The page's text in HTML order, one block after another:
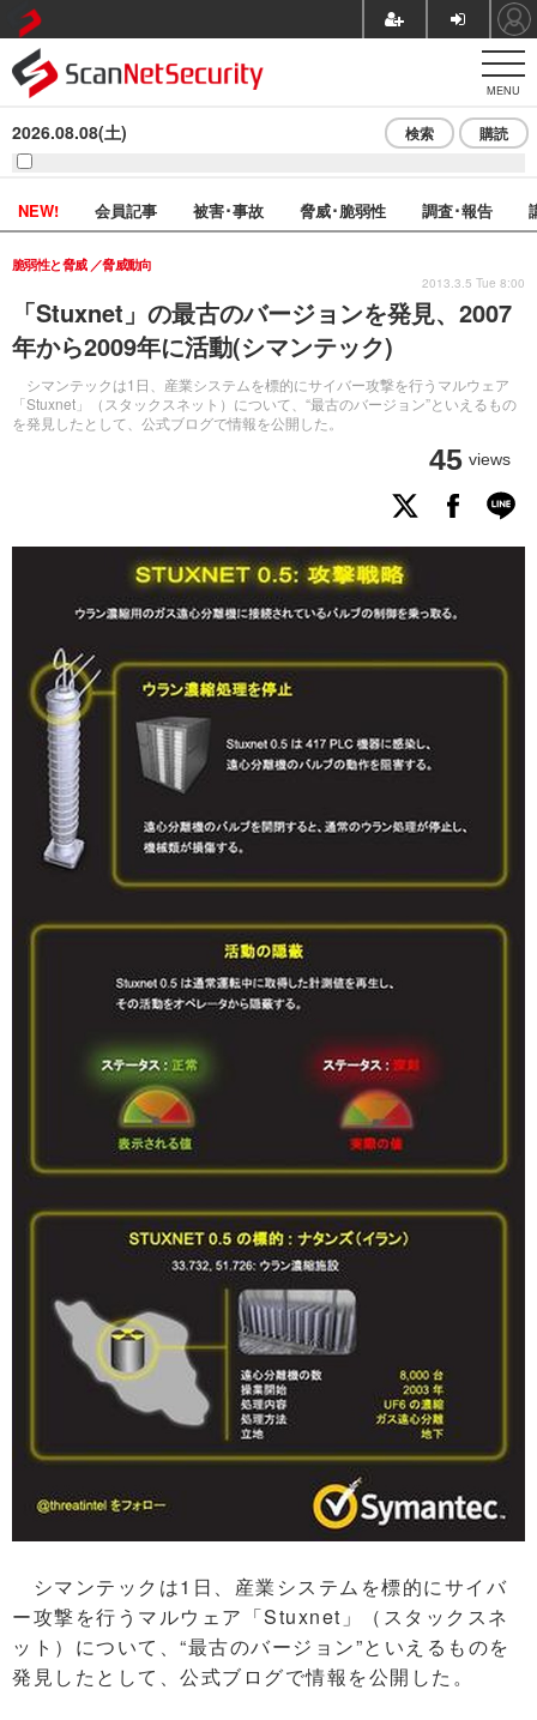
MENU
2026.08.08(土) 検索 購読
NEW! 会員記事 被害･事故 脅威･脆弱性 調査･報告
「Stuxnet」の最古のバージョンを発見、2007
年から2009年に活動(シマンテック)
シマンテックは1日、産業システムを標的にサイバー攻撃を行うマルウェア
「Stuxnet」（スタックスネット）について、“最古のバージョン”といえるもの
を発見したとして、公式ブログで情報を公開した。
脆弱性と脅威 脅威動向
45 views
2013.3.5 Tue 8:00
シマンテックは1日、産業システムを標的にサイバ
ー攻撃を行うマルウェア「Stuxnet」（スタックスネ
ット）について、“最古のバージョン”といえるものを
発見したとして、公式ブログで情報を公開した。